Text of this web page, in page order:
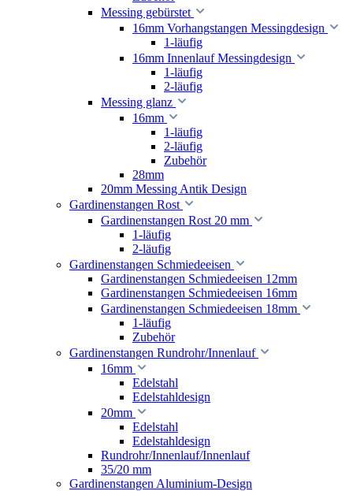
Messing gebürstet
16mm Vorhangstangen Messingdesign
1-läufig
16mm Innenlauf Messingdesign
1-läufig
2-läufig
Messing glanz
16mm
1-läufig
2-läufig
Zubehör
28mm
20mm Messing Antik Design
Gardinenstangen Rost
Gardinenstangen Rost 20 mm
1-läufig
2-läufig
Gardinenstangen Schmiedeeisen
Gardinenstangen Schmiedeeisen 12mm
Gardinenstangen Schmiedeeisen 16mm
Gardinenstangen Schmiedeeisen 18mm
1-läufig
Zubehör
Gardinenstangen Rundrohr/Innenlauf
16mm
Edelstahl
Edelstahldesign
20mm
Edelstahl
Edelstahldesign
Rundrohr/Innenlauf/Innenlauf
35/20 mm
Gardinenstangen Aluminium-Design